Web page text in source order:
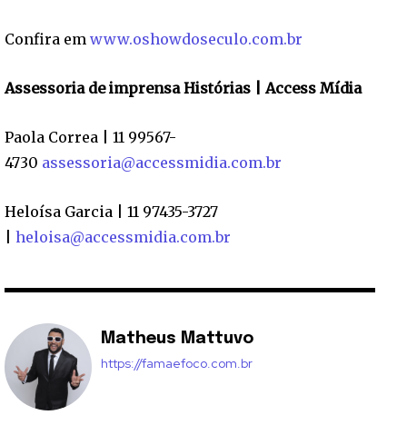
Confira em www.oshowdoseculo.com.br
Assessoria de imprensa Histórias | Access Mídia
Paola Correa | 11 99567-
4730 assessoria@accessmidia.com.br
Heloísa Garcia | 11 97435-3727
heloisa@accessmidia.com.br
Matheus Mattuvo
https://famaefoco.com.br